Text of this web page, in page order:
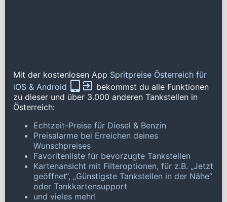
Mit der kostenlosen App Spritpreise Österreich für
iOS & Android
bekommst du alle Funktionen
zu dieser und über 3.000 anderen Tankstellen in
Österreich:
Echtzeit-Preise für Diesel & Benzin
Preisalarme bei Erreichen deines
Wunschpreises
Favoritenliste für bevorzugte Tankstellen
Kartenansicht mit Filteroptionen, für z.B. „Jetzt
geöffnet“, „Günstigste Tankstellen in der Nähe“
oder Tankkartensupport
und vieles mehr!